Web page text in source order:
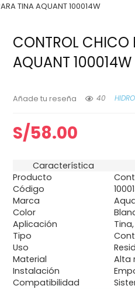
TINA AQUANT 100014W
CONTROL CHICO
AQUANT 100014W
Añade tu reseña 40
S/58.00
Característica
Producto
Código
Marca
Color
Aplicación
Tipo
Uso
Material
Alta
Instalación
Compatibilidad